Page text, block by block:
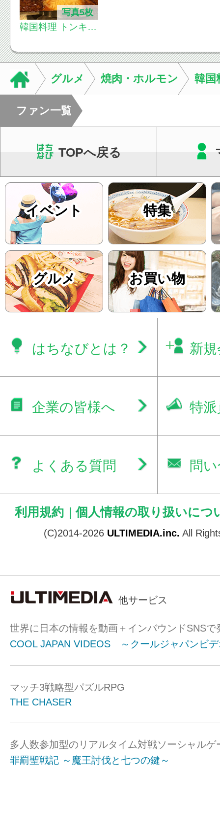
写真5枚
韓国料理 トンキン
グルメ 焼肉・ホルモン 韓国
ファン一覧
TOPへ戻る
イベント 特集
グルメ お買い物
はちなびとは？ 新
企業の皆様へ 特
よくある質問 問
利用規約 | 個人情報の取り扱いにつ
(C)2014-2026 ULTIMEDIA.inc. All
他サービス
世界に日本の情報を動画＋インバウンドSNSで
COOL JAPAN VIDEOS ～クールジャパンビ
マッチ3戦略型パズルRPG
THE CHASER
多人数参加型のリアルタイム対戦ソーシャルゲ
罪罰聖戦記 ～魔王討伐と七つの鍵～